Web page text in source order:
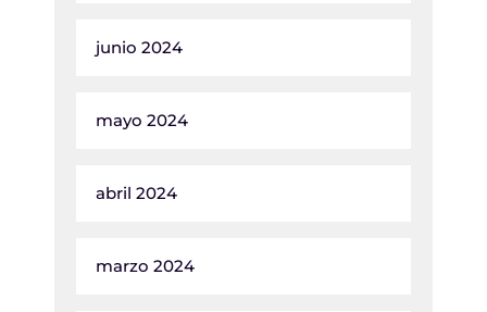
junio 2024
mayo 2024
abril 2024
marzo 2024